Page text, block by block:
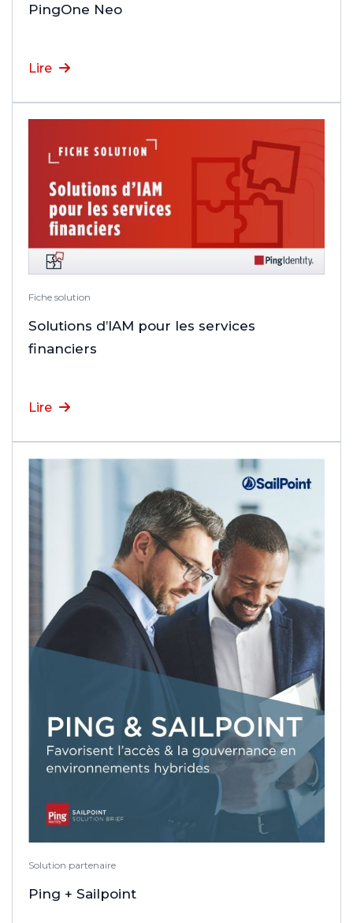
PingOne Neo
Lire
Fiche solution
Solutions d’IAM pour les services
financiers
Lire
Solution partenaire
Ping + Sailpoint